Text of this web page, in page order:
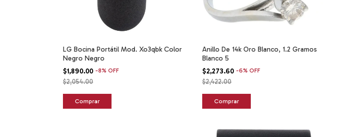
LG Bocina Portátil Mod. Xo3qbk Color
Negro Negro
$1,890.00 -8% OFF
$2,054.00
Anillo De 14k Oro Blanco, 1.2 Gramos
Blanco 5
$2,273.60 -6%OFF
$2,422.00